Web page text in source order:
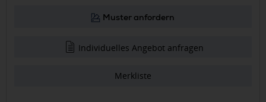
Muster anfordern
Individuelles Angebot anfragen
Merkliste